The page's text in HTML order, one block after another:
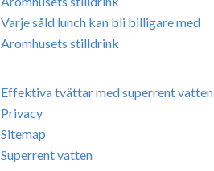
Varje såld lunch kan bli billigare med
Aromhusets stilldrink
Effektiva tvättar med superrent vatten
Privacy
Sitemap
Superrent vatten